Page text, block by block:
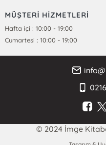
MÜŞTERİ HİZMETLERİ
Hafta içi : 10:00 - 19:00
Cumartesi : 10:00 - 19:00
© 2024 İmge